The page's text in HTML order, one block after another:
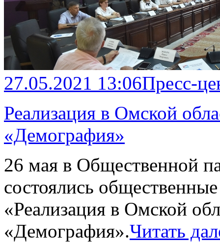
27.05.2021 13:06Пресс-
Реализация в Омской
«Демография»
26 мая в Общественной
состоялись
«Реализация в Омской
«Демография».Читать